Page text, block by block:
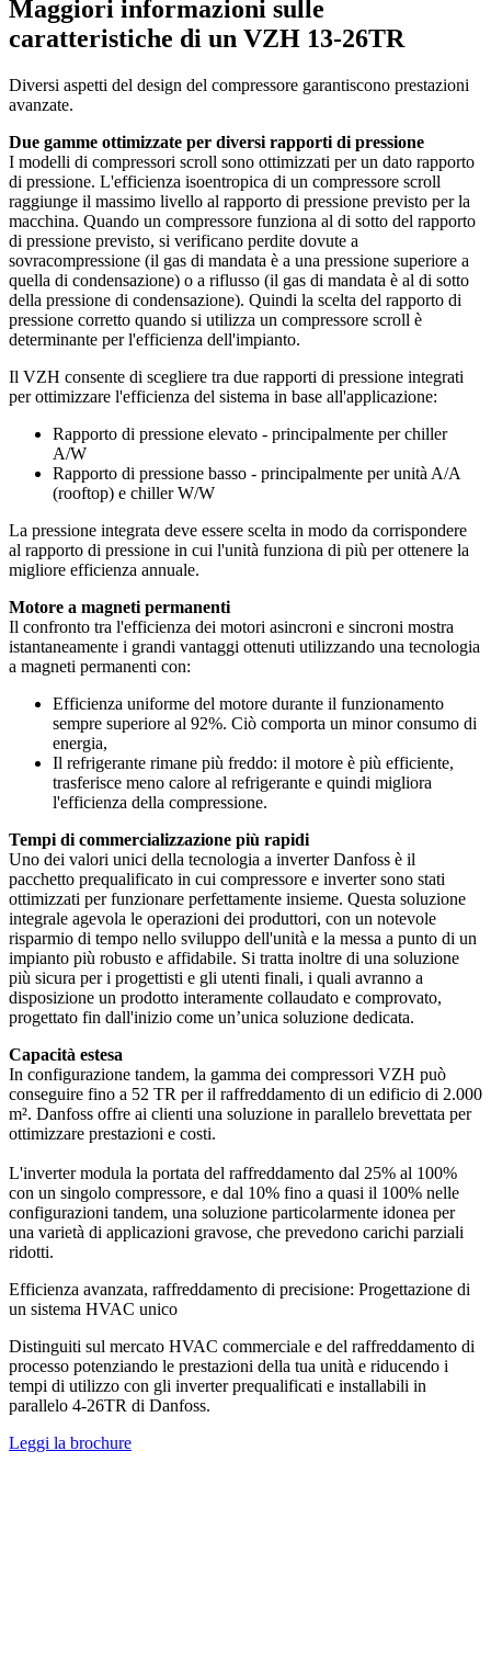
Maggiori informazioni sulle
caratteristiche di un VZH 13-26TR
Diversi aspetti del design del compressore garantiscono prestazioni
avanzate.
Due gamme ottimizzate per diversi rapporti di pressione
I modelli di compressori scroll sono ottimizzati per un dato rapporto
di pressione. L'efficienza isoentropica di un compressore scroll
raggiunge il massimo livello al rapporto di pressione previsto per la
macchina. Quando un compressore funziona al di sotto del rapporto
di pressione previsto, si verificano perdite dovute a
sovracompressione (il gas di mandata è a una pressione superiore a
quella di condensazione) o a riflusso (il gas di mandata è al di sotto
della pressione di condensazione). Quindi la scelta del rapporto di
pressione corretto quando si utilizza un compressore scroll è
determinante per l'efficienza dell'impianto.
Il VZH consente di scegliere tra due rapporti di pressione integrati
per ottimizzare l'efficienza del sistema in base all'applicazione:
Rapporto di pressione elevato - principalmente per chiller
A/W
Rapporto di pressione basso - principalmente per unità A/A
(rooftop) e chiller W/W
La pressione integrata deve essere scelta in modo da corrispondere
al rapporto di pressione in cui l'unità funziona di più per ottenere la
migliore efficienza annuale.
Motore a magneti permanenti
Il confronto tra l'efficienza dei motori asincroni e sincroni mostra
istantaneamente i grandi vantaggi ottenuti utilizzando una tecnologia
a magneti permanenti con:
Efficienza uniforme del motore durante il funzionamento
sempre superiore al 92%. Ciò comporta un minor consumo di
energia,
Il refrigerante rimane più freddo: il motore è più efficiente,
trasferisce meno calore al refrigerante e quindi migliora
l'efficienza della compressione.
Tempi di commercializzazione più rapidi
Uno dei valori unici della tecnologia a inverter Danfoss è il
pacchetto prequalificato in cui compressore e inverter sono stati
ottimizzati per funzionare perfettamente insieme. Questa soluzione
integrale agevola le operazioni dei produttori, con un notevole
risparmio di tempo nello sviluppo dell'unità e la messa a punto di un
impianto più robusto e affidabile. Si tratta inoltre di una soluzione
più sicura per i progettisti e gli utenti finali, i quali avranno a
disposizione un prodotto interamente collaudato e comprovato,
progettato fin dall'inizio come un’unica soluzione dedicata.
Capacità estesa
In configurazione tandem, la gamma dei compressori VZH può
conseguire fino a 52 TR per il raffreddamento di un edificio di 2.000
m². Danfoss offre ai clienti una soluzione in parallelo brevettata per
ottimizzare prestazioni e costi.
L'inverter modula la portata del raffreddamento dal 25% al 100%
con un singolo compressore, e dal 10% fino a quasi il 100% nelle
configurazioni tandem, una soluzione particolarmente idonea per
una varietà di applicazioni gravose, che prevedono carichi parziali
ridotti.
Efficienza avanzata, raffreddamento di precisione: Progettazione di
un sistema HVAC unico
Distinguiti sul mercato HVAC commerciale e del raffreddamento di
processo potenziando le prestazioni della tua unità e riducendo i
tempi di utilizzo con gli inverter prequalificati e installabili in
parallelo 4-26TR di Danfoss.
Leggi la brochure